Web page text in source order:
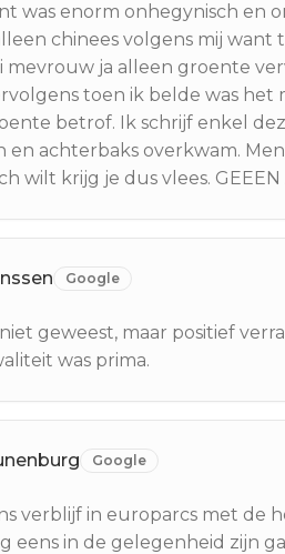
was enorm onhegynisch en
chinees volgens mij
mevrouw ja alleen groente
toen ik belde was
betrof. Ik schrijf enkel
en achterbaks overkwam.
wilt krijg je dus vlees.
Google
geweest, maar positief
was prima.
Google
verblijf in europarcs met de
eens in de gelegenheid zijn